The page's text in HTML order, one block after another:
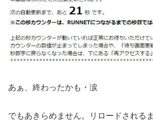
あぁ、終わったかも・涙
でもあきらめません。リロードされる